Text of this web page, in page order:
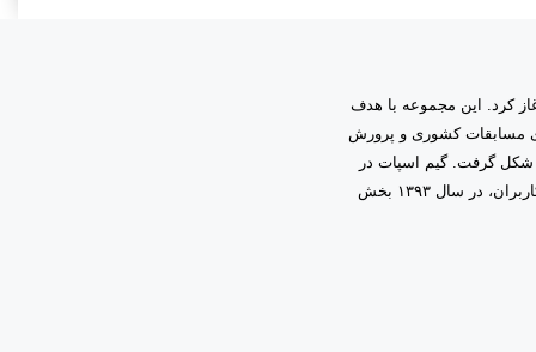
مدیریت دانیال زمینی آغاز کرد. این مجموعه با هدف
مسابقات کشوری و پرورش
شکل گرفت. گیم اسپات در
ابتدا فعالیت خود را در قالب گیم‌نت حرفه‌ای آغاز کرد و با اعتماد و همراهی شما کاربران، در سال ۱۳۹۳ بخش